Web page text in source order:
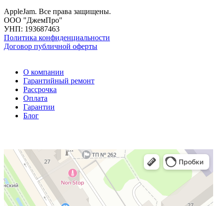
AppleJam. Все права защищены.
ООО "ДжемПро"
УНП: 193687463
Политика конфиденциальности
Договор публичной оферты
О компании
Гарантийный ремонт
Рассрочка
Оплата
Гарантии
Блог